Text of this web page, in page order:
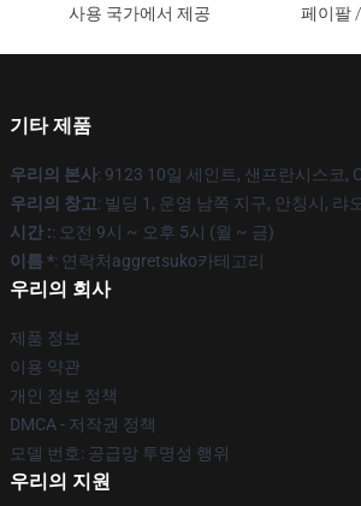
사용 국가에서 제공
페이팔
기타 제품
우리의 본사: 9123 10일 세인트, 샌프란시스코,
우리의 창고: 빌딩 1, 운영 남쪽 지구, 안칭시, 랴
시간 :: 오전 9시 ~ 오후 5시 (월 ~ 금)
이름 *: 연락처aggretsuko카테고리
우리의 회사
제품 정보
이용 약관
개인 정보 정책
DMCA - 저작권 정책
모델 번호: 공급망 투명성 행위
우리의 지원